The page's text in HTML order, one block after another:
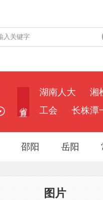
湖南人大 湘
工会
长株潭
邵阳 岳阳
图片